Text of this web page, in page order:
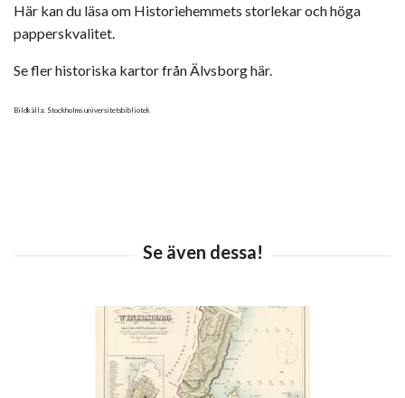
Här kan du läsa om Historiehemmets storlekar och höga
papperskvalitet.
Se fler historiska kartor från Älvsborg här.
Bildkälla: Stockholms universitetsbibliotek